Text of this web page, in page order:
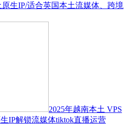
原生IP/适合英国本土流媒体、跨境
2025年越南本土 VPS
IP解锁流媒体tiktok直播运营